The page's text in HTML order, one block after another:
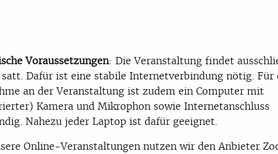
Voraussetzungen: Die Veranstaltung findet
Dafür ist eine stabile Internetverbindung nötig. Für
an der Veranstaltung ist zudem ein Computer mit
Kamera und Mikrophon sowie Internetanschluss
Nahezu jeder Laptop ist dafür geeignet.
Online-Veranstaltungen nutzen wir den Anbieter